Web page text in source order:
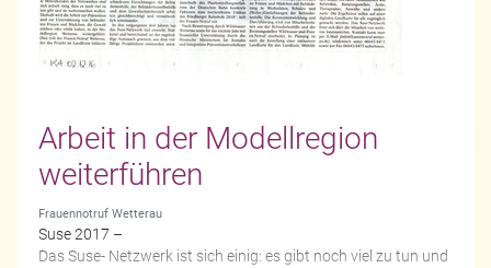
Arbeit in der Modellregion
weiterführen
Frauennotruf Wetterau
Suse 2017 –
Das Suse- Netzwerk ist sich einig: es gibt noch viel zu tun und